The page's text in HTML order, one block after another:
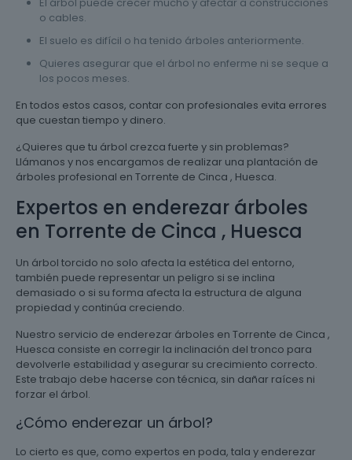
o cables.
El suelo es difícil o ha tenido árboles anteriormente.
Quieres asegurar que el árbol no enferme ni se seque a
los pocos meses.
En todos estos casos, contar con profesionales evita errores
que cuestan tiempo y dinero.
¿Quieres que tu árbol crezca fuerte y sin problemas?
Llámanos y nos encargamos de realizar una plantación de
árboles profesional en Torrente de Cinca , Huesca.
Expertos en enderezar árboles
en Torrente de Cinca , Huesca
Un árbol torcido no solo afecta la estética del entorno,
también puede representar un peligro si se inclina
demasiado o si su forma afecta la estructura de alguna
propiedad y continúa creciendo.
Nuestro servicio de enderezar árboles en Torrente de Cinca ,
Huesca consiste en corregir la inclinación del tronco para
devolverle estabilidad y asegurar su crecimiento correcto.
Este trabajo debe hacerse con técnica, sin dañar raíces ni
forzar el árbol.
¿Cómo enderezar un árbol?
Lo cierto es que, como expertos en poda, tala y enderezar